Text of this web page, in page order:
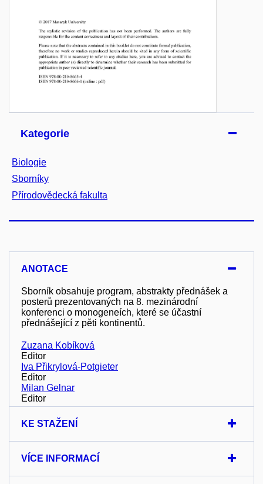
Kategorie
Biologie
Sborníky
Přírodovědecká fakulta
ANOTACE
Sborník obsahuje program, abstrakty přednášek a
posterů prezentovaných na 8. mezinárodní
konferenci o monogeneích, které se účastní
přednášející z pěti kontinentů.
Zuzana Kobíková
Editor
Iva Přikrylová-Potgieter
Editor
Milan Gelnar
Editor
KE STAŽENÍ
VÍCE INFORMACÍ